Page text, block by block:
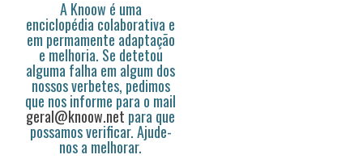
A Knoow é uma
enciclopédia colaborativa e
em permamente adaptação
e melhoria. Se detetou
alguma falha em algum dos
nossos verbetes, pedimos
que nos informe para o mail
geral@knoow.net para que
possamos verificar. Ajude-
nos a melhorar.